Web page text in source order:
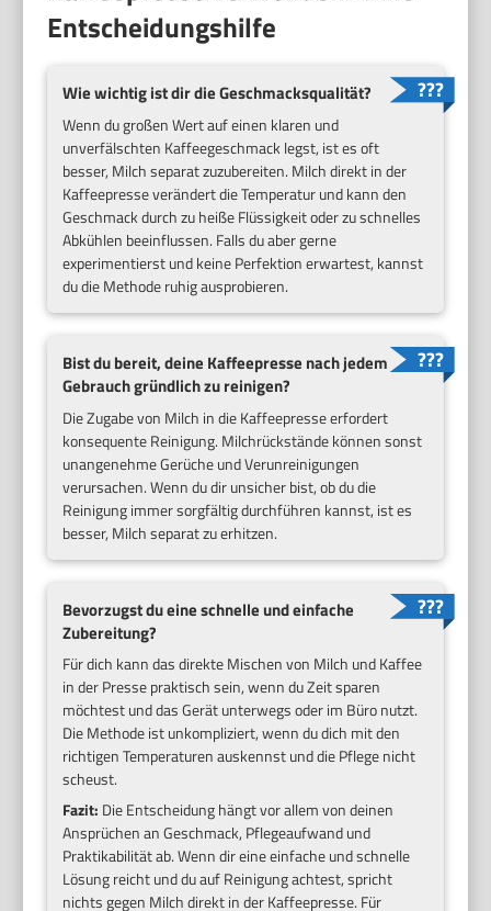
Entscheidungshilfe
Wie wichtig ist dir die Geschmacksqualität?
Wenn du großen Wert auf einen klaren und
unverfälschten Kaffeegeschmack legst, ist es oft
besser, Milch separat zuzubereiten. Milch direkt in der
Kaffeepresse verändert die Temperatur und kann den
Geschmack durch zu heiße Flüssigkeit oder zu schnelles
Abkühlen beeinflussen. Falls du aber gerne
experimentierst und keine Perfektion erwartest, kannst
du die Methode ruhig ausprobieren.
Bist du bereit, deine Kaffeepresse nach jedem
Gebrauch gründlich zu reinigen?
Die Zugabe von Milch in die Kaffeepresse erfordert
konsequente Reinigung. Milchrückstände können sonst
unangenehme Gerüche und Verunreinigungen
verursachen. Wenn du dir unsicher bist, ob du die
Reinigung immer sorgfältig durchführen kannst, ist es
besser, Milch separat zu erhitzen.
Bevorzugst du eine schnelle und einfache
Zubereitung?
Für dich kann das direkte Mischen von Milch und Kaffee
in der Presse praktisch sein, wenn du Zeit sparen
möchtest und das Gerät unterwegs oder im Büro nutzt.
Die Methode ist unkompliziert, wenn du dich mit den
richtigen Temperaturen auskennst und die Pflege nicht
scheust.
Fazit: Die Entscheidung hängt vor allem von deinen
Ansprüchen an Geschmack, Pflegeaufwand und
Praktikabilität ab. Wenn dir eine einfache und schnelle
Lösung reicht und du auf Reinigung achtest, spricht
nichts gegen Milch direkt in der Kaffeepresse. Für